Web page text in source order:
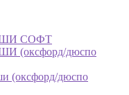
СОФТ
(оксфорд/дюспо
(оксфорд/дюспо